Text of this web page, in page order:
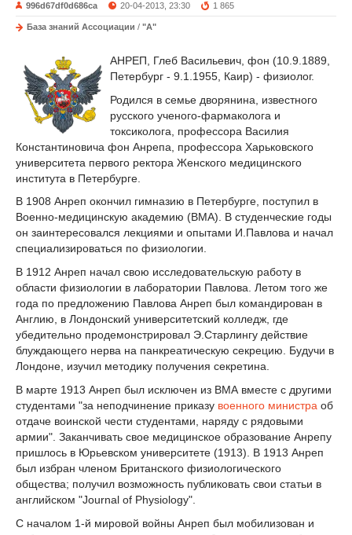
996d67df0d686ca 20-04-2013, 23:30 1 865
База знаний Ассоциации / "А"
АНРЕП, Глеб Васильевич, фон (10.9.1889,
Петербург - 9.1.1955, Каир) - физиолог.
Родился в семье дворянина, известного
русского ученого-фармаколога и
токсиколога, профессора Василия
Константиновича фон Анрепа, профессора Харьковского
университета первого ректора Женского медицинского
института в Петербурге.
В 1908 Анреп окончил гимназию в Петербурге, поступил в
Военно-медицинскую академию (ВМА). В студенческие годы
он заинтересовался лекциями и опытами И.Павлова и начал
специализироваться по физиологии.
В 1912 Анреп начал свою исследовательскую работу в
области физиологии в лаборатории Павлова. Летом того же
года по предложению Павлова Анреп был командирован в
Англию, в Лондонский университетский колледж, где
убедительно продемонстрировал Э.Старлингу действие
блуждающего нерва на панкреатическую секрецию. Будучи в
Лондоне, изучил методику получения секретина.
В марте 1913 Анреп был исключен из ВМА вместе с другими
студентами "за неподчинение приказу военного министра об
отдаче воинской чести студентами, наряду с рядовыми
армии". Заканчивать свое медицинское образование Анрепу
пришлось в Юрьевском университете (1913). В 1913 Анреп
был избран членом Британского физиологического
общества; получил возможность публиковать свои статьи в
английском "Journal of Physiology".
С началом 1-й мировой войны Анреп был мобилизован и